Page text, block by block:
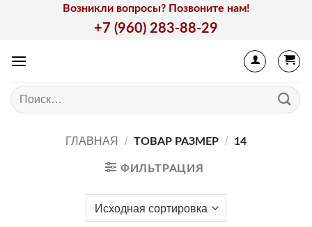
Возникли вопросы? Позвоните нам!
+7 (960) 283-88-29
Искать:
ГЛАВНАЯ / ТОВАР РАЗМЕР / 14
ФИЛЬТРАЦИЯ